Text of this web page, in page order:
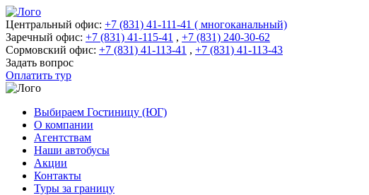
Центральный офис: +7 (831) 41-111-41 ( многоканальный)
Заречный офис: +7 (831) 41-115-41 , +7 (831) 240-30-62
Сормовский офис: +7 (831) 41-113-41 , +7 (831) 41-113-43
Задать вопрос
Оплатить тур
Выбираем Гостиницу (ЮГ)
О компании
Агентствам
Наши автобусы
Акции
Контакты
Туры за границу